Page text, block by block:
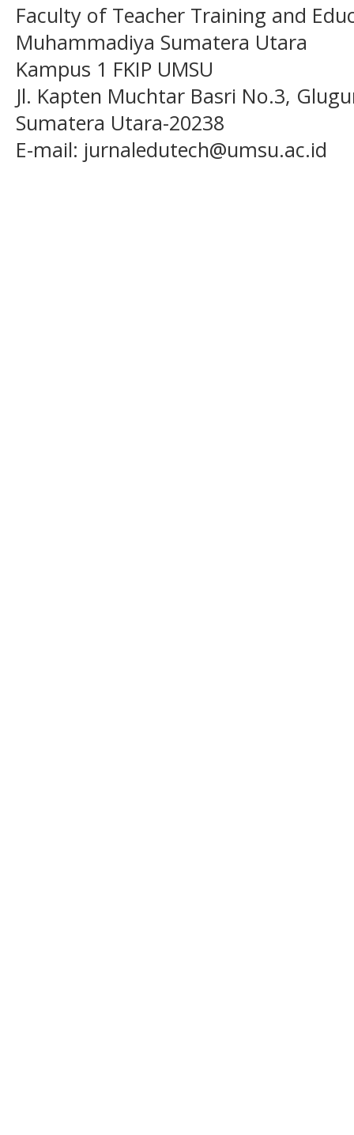
Faculty of Teacher Training and
Muhammadiya Sumatera Utara
Kampus 1 FKIP UMSU
Jl. Kapten Muchtar Basri No.3,
Sumatera Utara-20238
E-mail: jurnaledutech@umsu.ac.id